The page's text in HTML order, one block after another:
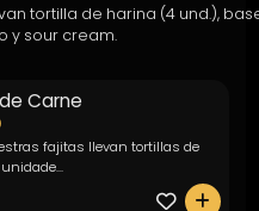
tortilla de harina (4 und.),
y sour cream.
Carne
fajitas llevan tortillas de
0